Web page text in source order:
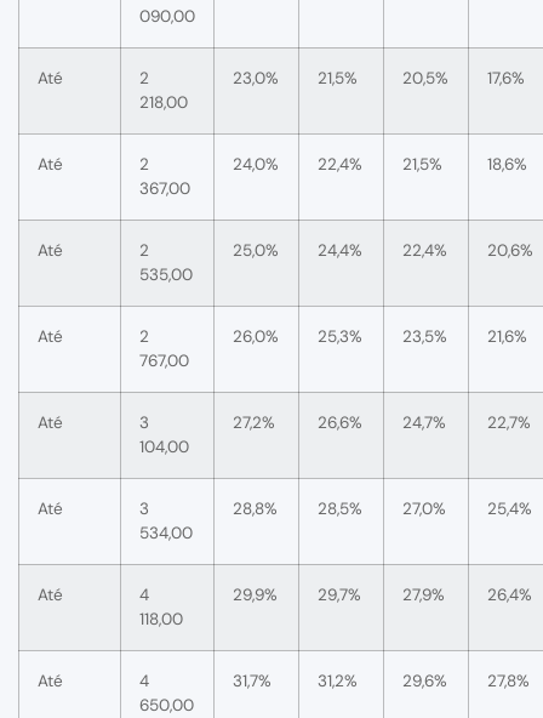
090,00
Até
2
218,00
23,0% 21,5% 20,5% 17,6%
Até
2
367,00
24,0% 22,4% 21,5% 18,6%
Até
2
535,00
25,0% 24,4% 22,4% 20,6%
Até
2
767,00
26,0% 25,3% 23,5% 21,6%
Até
3
104,00
27,2% 26,6% 24,7% 22,7%
Até
3
534,00
28,8% 28,5% 27,0% 25,4%
Até
4
118,00
29,9% 29,7% 27,9% 26,4%
Até
4
650,00
31,7% 31,2% 29,6% 27,8%